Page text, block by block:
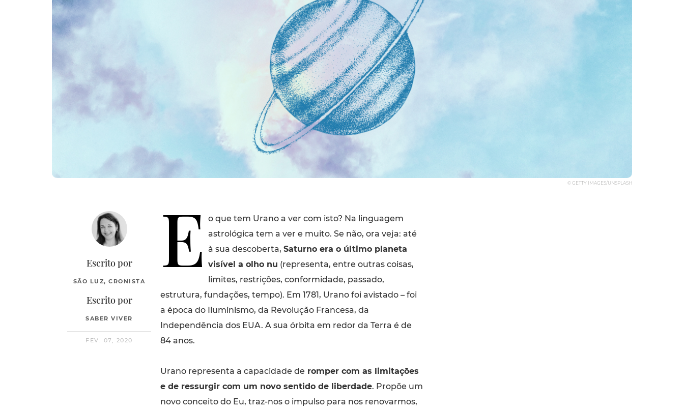
© GETTY IMAGES/UNSPLASH
Escrito por
SÃO LUZ, CRONISTA
Escrito por
SABER VIVER
FEV. 07, 2020
E
o que tem Urano a ver com isto? Na linguagem
astrológica tem a ver e muito. Se não, ora veja: até
à sua descoberta, Saturno era o último planeta
visível a olho nu (representa, entre outras coisas,
limites, restrições, conformidade, passado,
estrutura, fundações, tempo). Em 1781, Urano foi avistado – foi
a época do Iluminismo, da Revolução Francesa, da
Independência dos EUA. A sua órbita em redor da Terra é de
84 anos.
Urano representa a capacidade de romper com as limitações
e de ressurgir com um novo sentido de liberdade. Propõe um
novo conceito do Eu, traz-nos o impulso para nos renovarmos,